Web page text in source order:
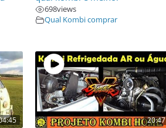
698views
Qual Kombi comprar
20:47